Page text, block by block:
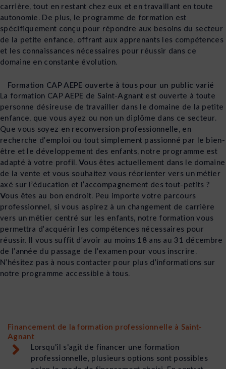
carrière, tout en restant chez eux et en travaillant en toute
autonomie. De plus, le programme de formation est
spécifiquement conçu pour répondre aux besoins du secteur
de la petite enfance, offrant aux apprenants les compétences
et les connaissances nécessaires pour réussir dans ce
domaine en constante évolution.
Formation CAP AEPE ouverte à tous pour un public varié
La formation CAP AEPE de Saint-Agnant est ouverte à toute
personne désireuse de travailler dans le domaine de la petite
enfance, que vous ayez ou non un diplôme dans ce secteur.
Que vous soyez en reconversion professionnelle, en
recherche d’emploi ou tout simplement passionné par le bien-
être et le développement des enfants, notre programme est
adapté à votre profil. Vous êtes actuellement dans le domaine
de la vente et vous souhaitez vous réorienter vers un métier
axé sur l’éducation et l’accompagnement des tout-petits ?
Vous êtes au bon endroit. Peu importe votre parcours
professionnel, si vous aspirez à un changement de carrière
vers un métier centré sur les enfants, notre formation vous
permettra d’acquérir les compétences nécessaires pour
réussir. Il vous suffit d’avoir au moins 18 ans au 31 décembre
de l’année du passage de l’examen pour vous inscrire.
N’hésitez pas à nous contacter pour plus d’informations sur
notre programme accessible à tous.
Financement de la formation professionnelle à Saint-
Agnant
Lorsqu'il s'agit de financer une formation
professionnelle, plusieurs options sont possibles